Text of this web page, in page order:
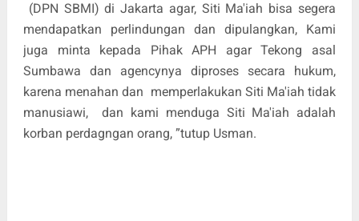
(DPN SBMI) di Jakarta agar, Siti Ma'iah bisa segera
mendapatkan perlindungan dan dipulangkan, Kami
juga minta kepada Pihak APH agar Tekong asal
Sumbawa dan agencynya diproses secara hukum,
karena menahan dan memperlakukan Siti Ma'iah tidak
manusiawi,
dan kami menduga Siti Ma'iah adalah
korban perdagngan orang, ”tutup Usman.